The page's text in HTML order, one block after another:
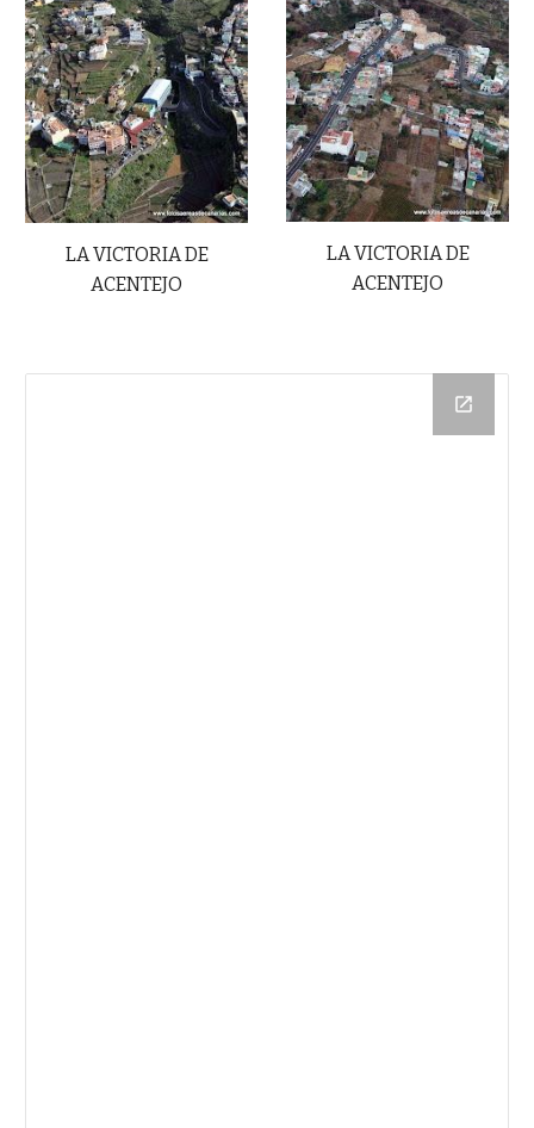
LA VICTORIA DE
ACENTEJO
LA VICTORIA DE
ACENTEJO